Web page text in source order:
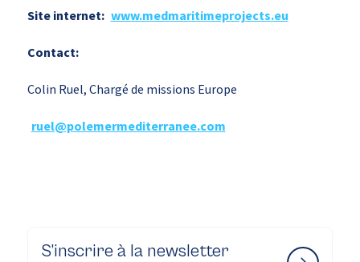
Site internet: www.medmaritimeprojects.eu
Contact:
Colin Ruel, Chargé de missions Europe
ruel@polemermediterranee.com
S’inscrire à la newsletter